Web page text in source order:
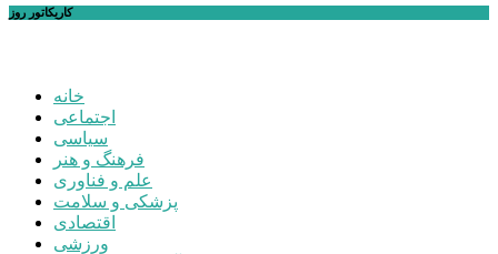
کاریکاتور روز
خانه
اجتماعی
سیاسی
فرهنگ و هنر
علم و فناوری
پزشکی و سلامت
اقتصادی
ورزشی